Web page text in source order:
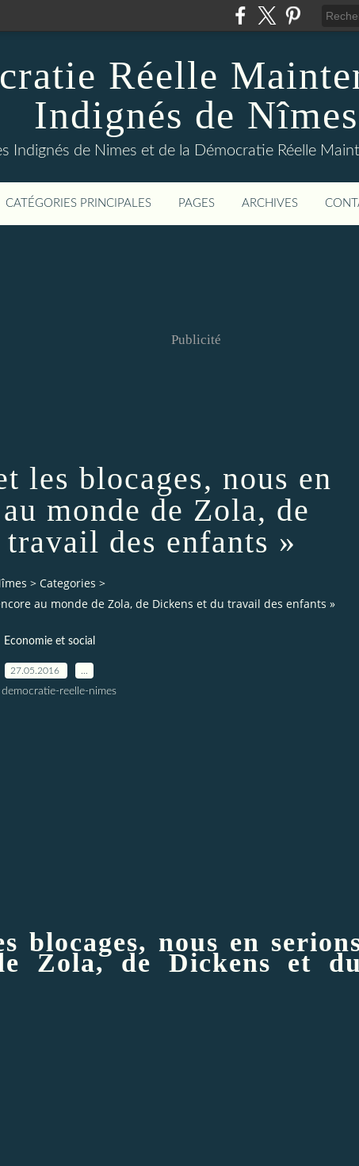
Réelle
Indignés de Nîmes
Indignés de Nimes et de la Démocratie Réelle
CATÉGORIES PRINCIPALES PAGES ARCHIVES
Publicité
les blocages, nous en
monde de Zola, de
des enfants »
> Categories >
au monde de Zola, de Dickens et du travail des enfants »
Economie et social
27.05.2016
democratie-reelle-nimes
blocages, nous en
Zola, de Dickens et du